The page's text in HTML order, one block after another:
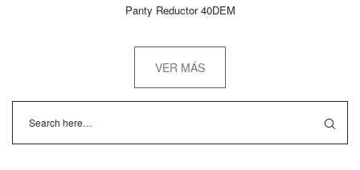
Panty Reductor 40DEM
VER MÁS